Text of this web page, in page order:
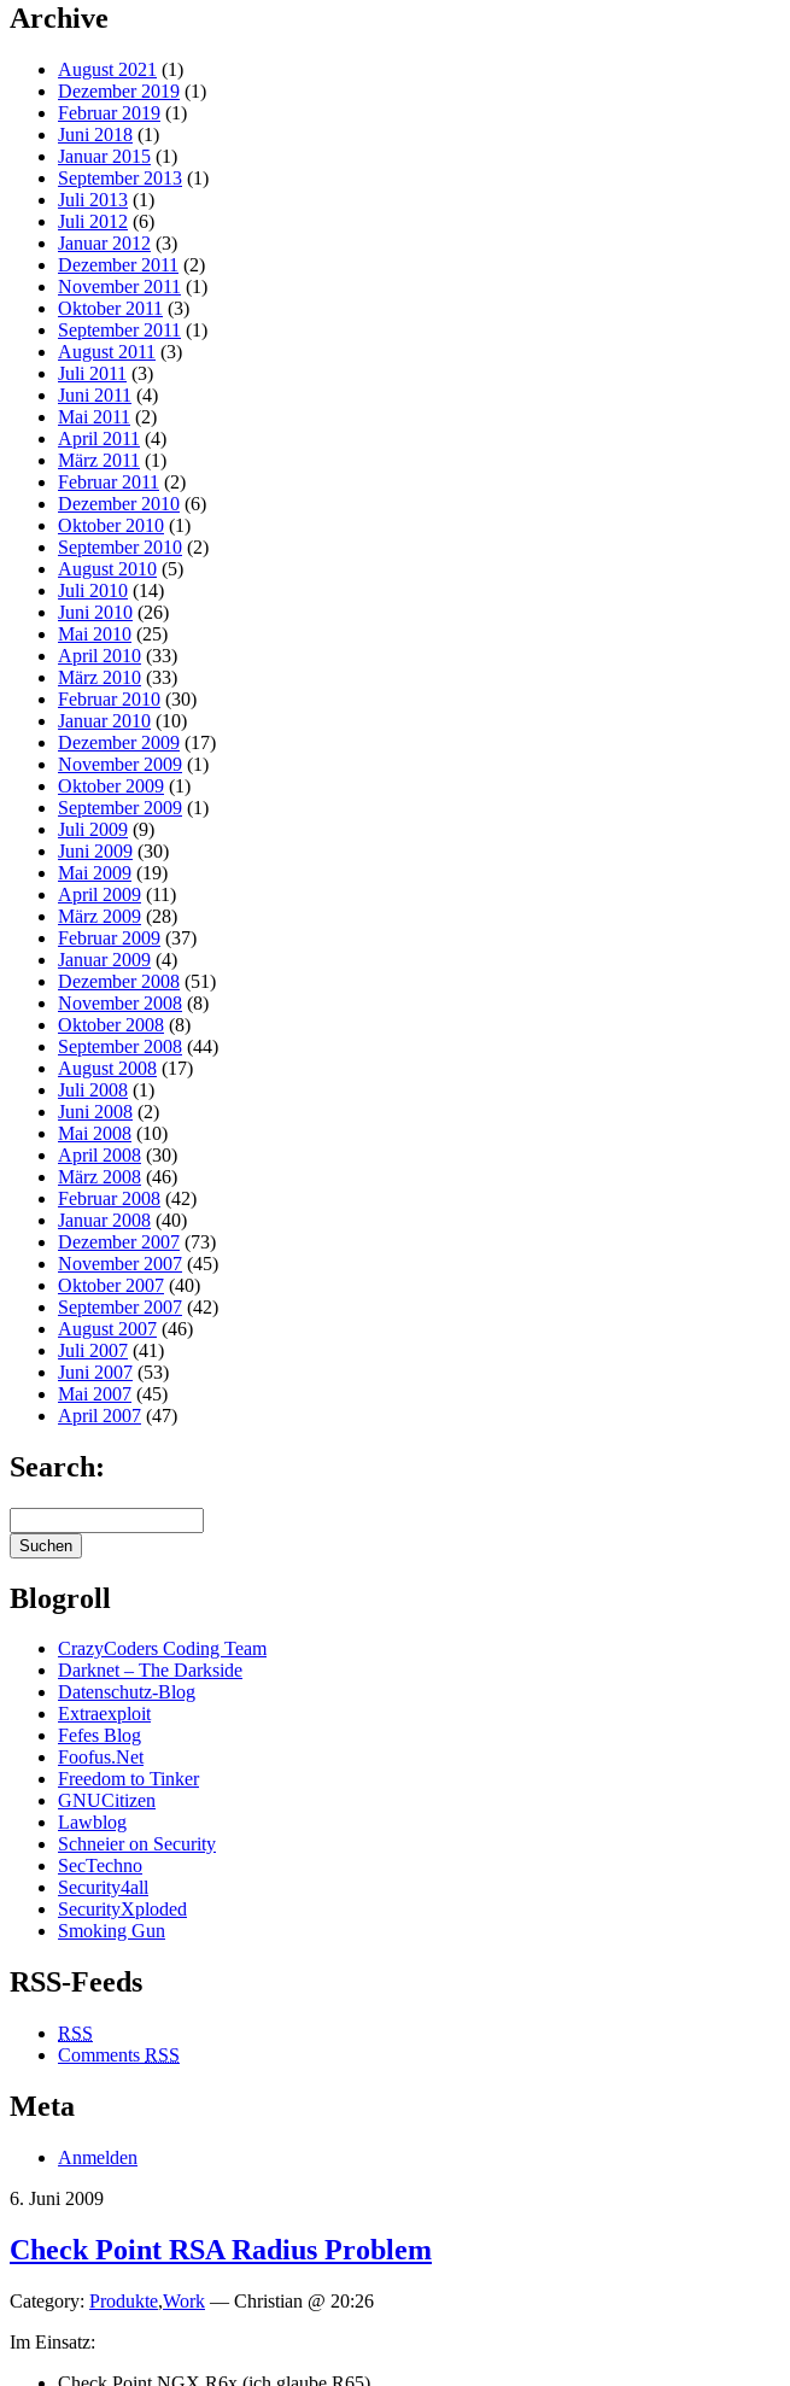
Archive
August 2021 (1)
Dezember 2019 (1)
Februar 2019 (1)
Juni 2018 (1)
Januar 2015 (1)
September 2013 (1)
Juli 2013 (1)
Juli 2012 (6)
Januar 2012 (3)
Dezember 2011 (2)
November 2011 (1)
Oktober 2011 (3)
September 2011 (1)
August 2011 (3)
Juli 2011 (3)
Juni 2011 (4)
Mai 2011 (2)
April 2011 (4)
März 2011 (1)
Februar 2011 (2)
Dezember 2010 (6)
Oktober 2010 (1)
September 2010 (2)
August 2010 (5)
Juli 2010 (14)
Juni 2010 (26)
Mai 2010 (25)
April 2010 (33)
März 2010 (33)
Februar 2010 (30)
Januar 2010 (10)
Dezember 2009 (17)
November 2009 (1)
Oktober 2009 (1)
September 2009 (1)
Juli 2009 (9)
Juni 2009 (30)
Mai 2009 (19)
April 2009 (11)
März 2009 (28)
Februar 2009 (37)
Januar 2009 (4)
Dezember 2008 (51)
November 2008 (8)
Oktober 2008 (8)
September 2008 (44)
August 2008 (17)
Juli 2008 (1)
Juni 2008 (2)
Mai 2008 (10)
April 2008 (30)
März 2008 (46)
Februar 2008 (42)
Januar 2008 (40)
Dezember 2007 (73)
November 2007 (45)
Oktober 2007 (40)
September 2007 (42)
August 2007 (46)
Juli 2007 (41)
Juni 2007 (53)
Mai 2007 (45)
April 2007 (47)
Search:
Blogroll
CrazyCoders Coding Team
Darknet – The Darkside
Datenschutz-Blog
Extraexploit
Fefes Blog
Foofus.Net
Freedom to Tinker
GNUCitizen
Lawblog
Schneier on Security
SecTechno
Security4all
SecurityXploded
Smoking Gun
RSS-Feeds
RSS
Comments RSS
Meta
Anmelden
6. Juni 2009
Check Point RSA Radius Problem
Category: Produkte,Work — Christian @ 20:26
Im Einsatz: